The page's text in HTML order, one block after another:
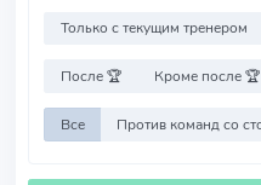
Только с текущим тренером
После 🏆 Кроме после 🏆
Все